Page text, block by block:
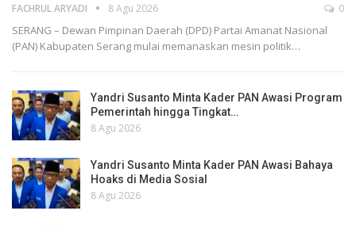
FACHRUL ARYADI 8 Agu 2026 0
SERANG – Dewan Pimpinan Daerah (DPD) Partai Amanat Nasional
(PAN) Kabupaten Serang mulai memanaskan mesin politik…
Yandri Susanto Minta Kader PAN Awasi Program
Pemerintah hingga Tingkat…
8 Agu 2026
Yandri Susanto Minta Kader PAN Awasi Bahaya
Hoaks di Media Sosial
8 Agu 2026